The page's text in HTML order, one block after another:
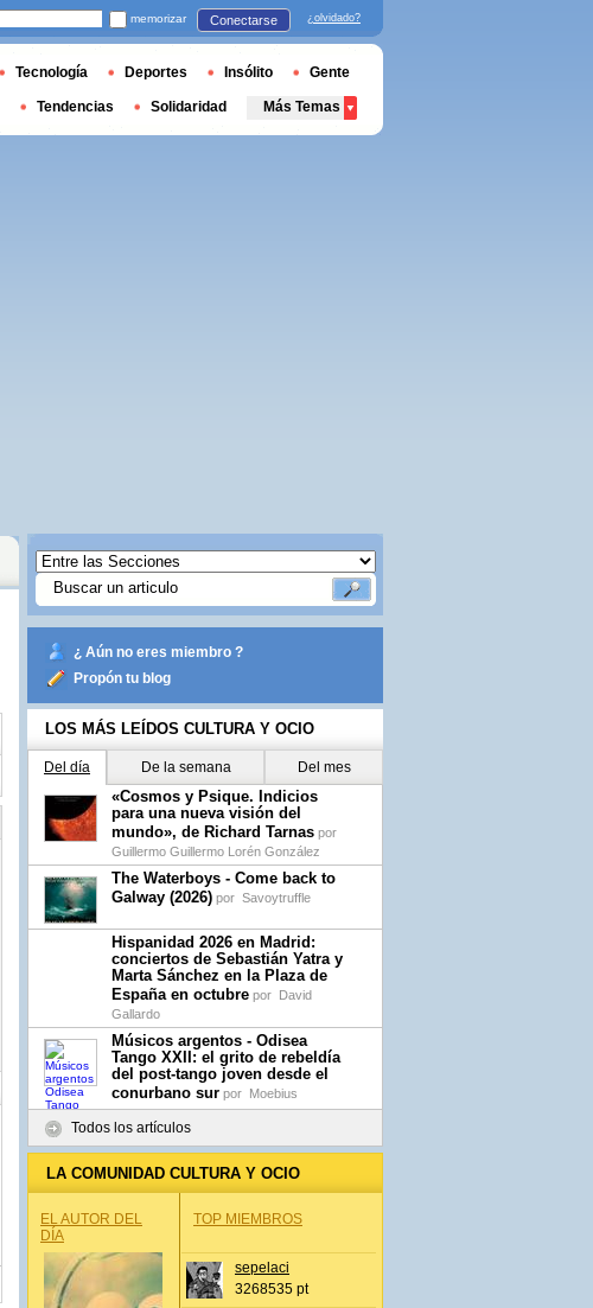
¿ Aún no eres miembro ?
Propón tu blog
LOS MÁS LEÍDOS CULTURA Y OCIO
Del día De la semana Del mes
«Cosmos y Psique. Indicios
para una nueva visión del
mundo», de Richard Tarnas por
Guillermo Guillermo Lorén González
The Waterboys - Come back to
Galway (2026) por Savoytruffle
Hispanidad 2026 en Madrid:
conciertos de Sebastián Yatra y
Marta Sánchez en la Plaza de
España en octubre por David
Gallardo
Músicos argentos - Odisea
Tango XXII: el grito de rebeldía
del post-tango joven desde el
conurbano sur por Moebius
Todos los artículos
LA COMUNIDAD CULTURA Y OCIO
EL AUTOR DEL
DÍA
TOP MIEMBROS
sepelaci
3268535 pt
memorizar Conectarse ¿olvidado?
Tecnología Deportes Insólito Gente
Tendencias Solidaridad Más Temas